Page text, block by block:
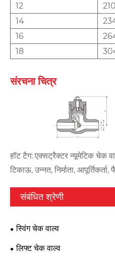
12
210
14
16
18
संरचना चित्र
हॉट टैग: एक्सट्रैक्टर न्यूमेटिक चेक
टिकाऊ, उन्नत, निर्माता,
संबंधित श्रेणी
स्विंग चेक वाल्व
लिफ्ट चेक वाल्व